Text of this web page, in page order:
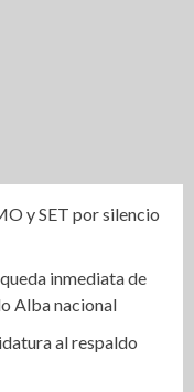
y SET por silencio
inmediata de
Alba nacional
al respaldo